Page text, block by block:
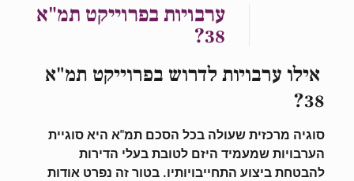
ערבויות בפרוייקט תמ"א
38?
אילו ערבויות לדרוש בפרוייקט תמ"א
38?
סוגיה מרכזית שעולה בכל הסכם תמ"א היא סוגיית
הערבויות שמעמיד היזם לטובת בעלי הדירות
להבטחת ביצוע התחייבויותיו. בטור זה נפרט אודות